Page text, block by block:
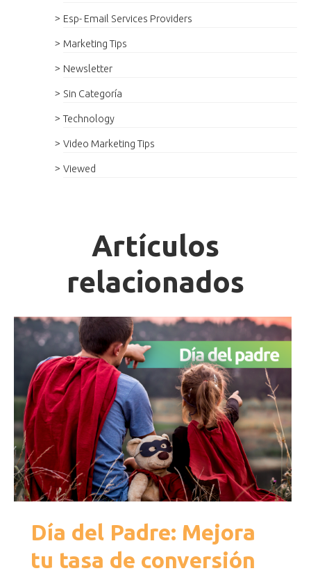
Esp- Email Services Providers
Marketing Tips
Newsletter
Sin Categoría
Technology
Video Marketing Tips
Viewed
Artículos
relacionados
Día del Padre: Mejora
tu tasa de conversión